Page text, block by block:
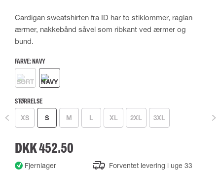
Cardigan sweatshirten fra ID har to stiklommer, raglan
ærmer, nakkebånd såvel som ribkant ved ærmer og
bund.
FARVE: NAVY
STØRRELSE
XS S M L XL 2XL 3XL
DKK 452.50
Fjernlager Forventet levering i uge 33